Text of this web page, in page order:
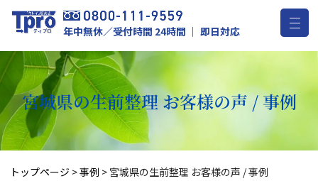
年中無休／受付時間 24時間 ｜ 即日対応
宮城県の生前整理 お客様の声 / 事例
トップページ >事例 > 宮城県の生前整理 お客様の声 / 事例